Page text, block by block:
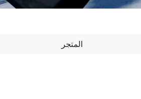
المتجر